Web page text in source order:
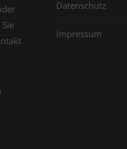
Datenschutz
Impressum